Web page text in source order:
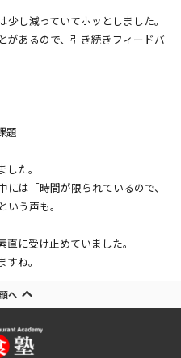
し減っていてホッとしました。
があるので、引き続きフィードバ
題
た。
は「時間が限られているので、
う声も。
に受け止めていました。
ね。
へ